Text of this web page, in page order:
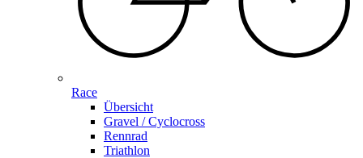
Race
Übersicht
Gravel / Cyclocross
Rennrad
Triathlon